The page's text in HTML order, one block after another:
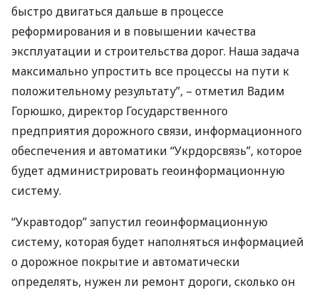
быстро двигаться дальше в процессе
реформирования и в повышении качества
эксплуатации и строительства дорог. Наша задача
максимально упростить все процессы на пути к
положительному результату”, – отметил Вадим
Горюшко, директор Государственного
предприятия дорожного связи, информационного
обеспечения и автоматики “Укрдорсвязь”, которое
будет администрировать геоинформационную
систему.
“Укравтодор” запустил геоинформационную
систему, которая будет наполняться информацией
о дорожное покрытие и автоматически
определять, нужен ли ремонт дороги, сколько он